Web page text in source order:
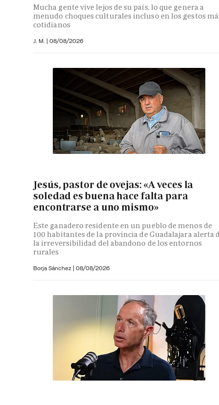
Mucha gente vive lejos de su país, lo que genera a
menudo choques culturales incluso en los gestos
cotidianos
J. M. | 08/08/2026
Jesús, pastor de ovejas: «A veces la
soledad es buena hace falta para
encontrarse a uno mismo»
Este ganadero residente en un pueblo de menos de
100 habitantes de la provincia de Guadalajara alerta
la irreversibilidad del abandono de los entornos
rurales
Borja Sánchez | 08/08/2026